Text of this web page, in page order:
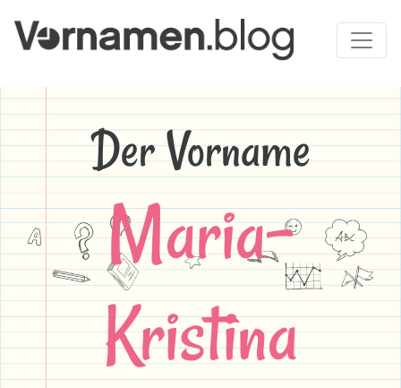
Der Vorname
Maria-
Kristina